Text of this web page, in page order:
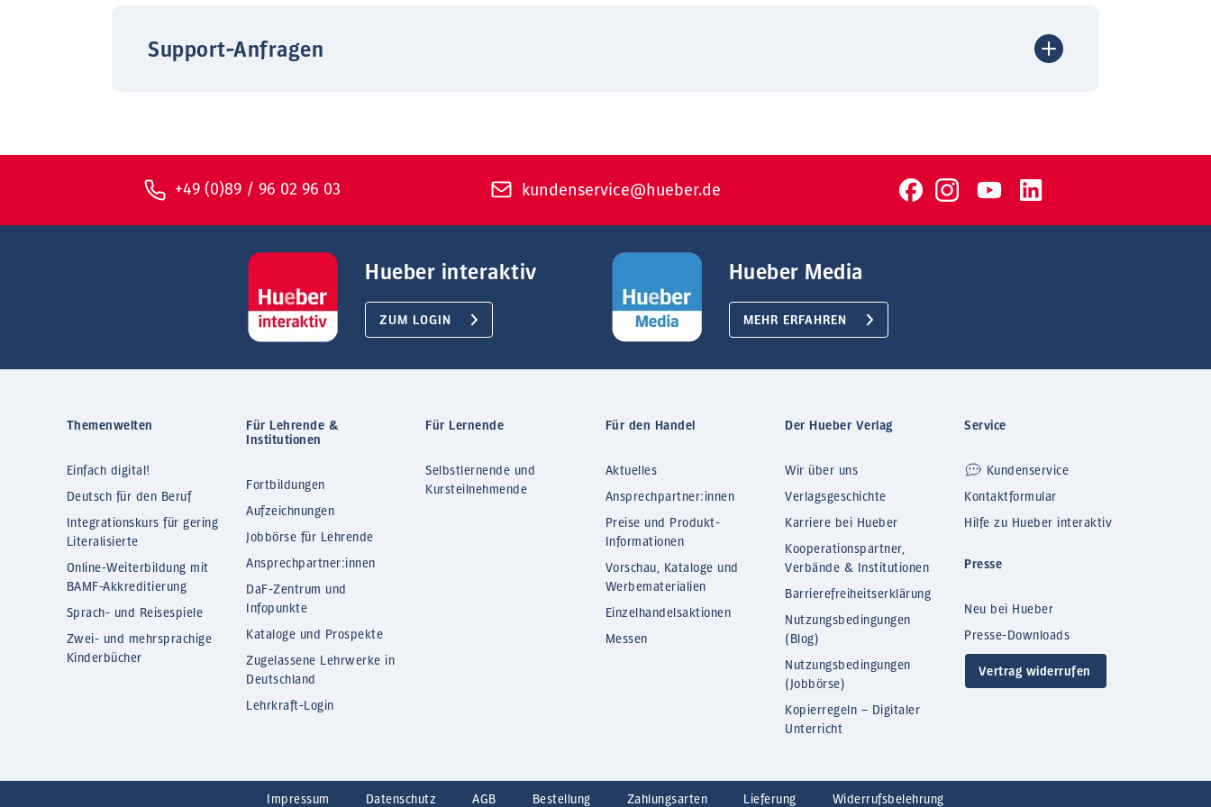
Support-Anfragen
+49 (0)89 / 96 02 96 03 kundenservice@hueber.de
Hueber interaktiv
ZUM LOGIN
Hueber Media
MEHR ERFAHREN
Themenwelten
Einfach digital!
Deutsch für den Beruf
Integrationskurs für gering
Literalisierte
Online-Weiterbildung mit
BAMF-Akkreditierung
Sprach- und Reisespiele
Zwei- und mehrsprachige
Kinderbücher
Für Lehrende &
Institutionen
Fortbildungen
Aufzeichnungen
Jobbörse für Lehrende
Ansprechpartner:innen
DaF-Zentrum und
Infopunkte
Kataloge und Prospekte
Zugelassene Lehrwerke in
Deutschland
Lehrkraft-Login
Für Lernende
Selbstlernende und
Kursteilnehmende
Für den Handel
Aktuelles
Ansprechpartner:innen
Preise und Produkt-
Informationen
Vorschau, Kataloge und
Werbematerialien
Einzelhandelsaktionen
Messen
Der Hueber Verlag
Wir über uns
Verlagsgeschichte
Karriere bei Hueber
Kooperationspartner,
Verbände & Institutionen
Barrierefreiheitserklärung
Nutzungsbedingungen
(Blog)
Nutzungsbedingungen
(Jobbörse)
Kopierregeln – Digitaler
Unterricht
Service
Kundenservice
Kontaktformular
Hilfe zu Hueber interaktiv
Presse
Neu bei Hueber
Presse-Downloads
Vertrag widerrufen
Impressum Datenschutz AGB Bestellung Zahlungsarten Lieferung Widerrufsbelehrung